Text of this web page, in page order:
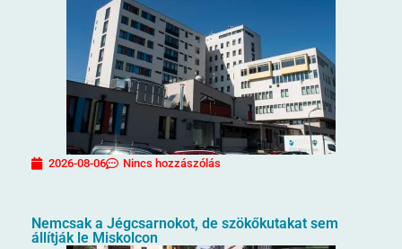
2026-08-06 Nincs hozzászólás
Nemcsak a Jégcsarnokot, de szökőkutakat sem
állítják le Miskolcon